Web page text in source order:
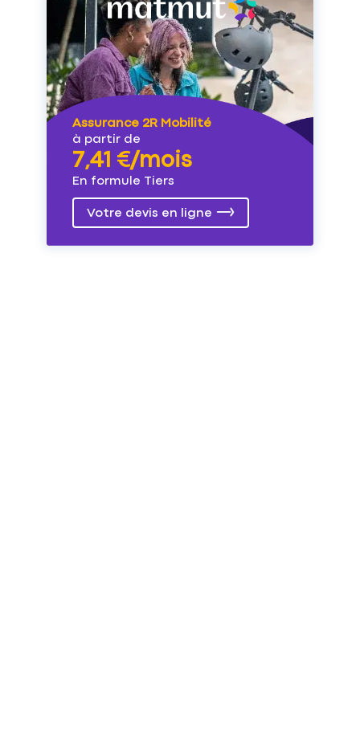
Assurance 2R Mobilité
à partir de
7,41 €/mois
En formule Tiers
Votre devis en ligne